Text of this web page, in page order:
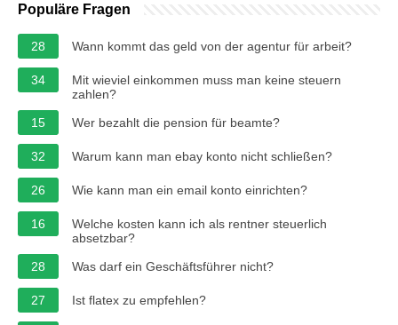
Populäre Fragen
28 Wann kommt das geld von der agentur für arbeit?
34
Mit wieviel einkommen muss man keine steuern
zahlen?
15
Wer bezahlt die pension für beamte?
32 Warum kann man ebay konto nicht schließen?
26 Wie kann man ein email konto einrichten?
16
Welche kosten kann ich als rentner steuerlich
absetzbar?
28
Was darf ein Geschäftsführer nicht?
27 Ist flatex zu empfehlen?